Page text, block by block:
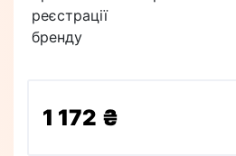
реєстрації
бренду
1 172 ₴